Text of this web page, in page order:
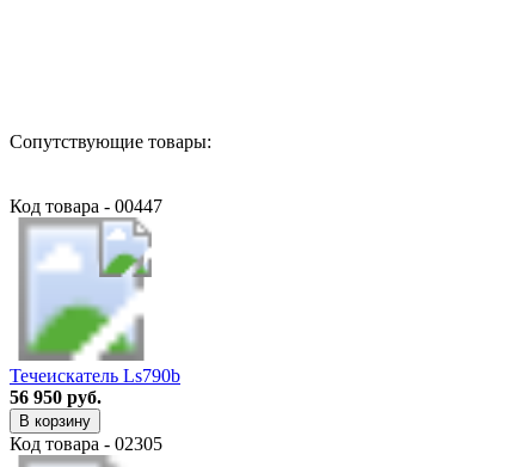
Сопутствующие товары:
Код товара - 00447
Течеискатель Ls790b
56 950 руб.
В корзину
Код товара - 02305